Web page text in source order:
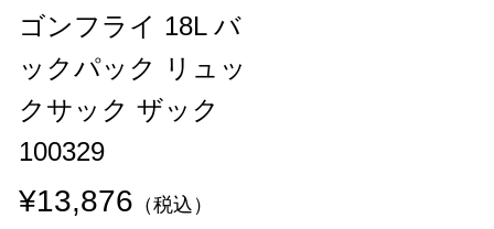
ゴンフライ 18L バ
ックパック リュッ
クサック ザック
100329
¥13,876 （税込）